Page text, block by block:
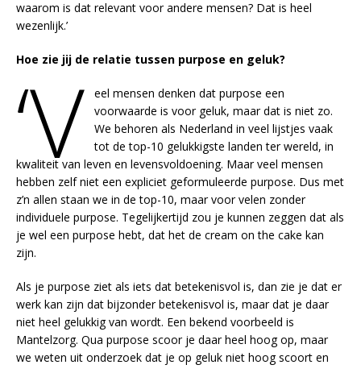
waarom is dat relevant voor andere mensen? Dat is heel
wezenlijk.’
Hoe zie jij de relatie tussen purpose en geluk?
‘V
eel mensen denken dat purpose een
voorwaarde is voor geluk, maar dat is niet zo.
We behoren als Nederland in veel lijstjes vaak
tot de top-10 gelukkigste landen ter wereld, in
kwaliteit van leven en levensvoldoening. Maar veel mensen
hebben zelf niet een expliciet geformuleerde purpose. Dus met
z’n allen staan we in de top-10, maar voor velen zonder
individuele purpose. Tegelijkertijd zou je kunnen zeggen dat als
je wel een purpose hebt, dat het de cream on the cake kan
zijn.
Als je purpose ziet als iets dat betekenisvol is, dan zie je dat er
werk kan zijn dat bijzonder betekenisvol is, maar dat je daar
niet heel gelukkig van wordt. Een bekend voorbeeld is
Mantelzorg. Qua purpose scoor je daar heel hoog op, maar
we weten uit onderzoek dat je op geluk niet hoog scoort en